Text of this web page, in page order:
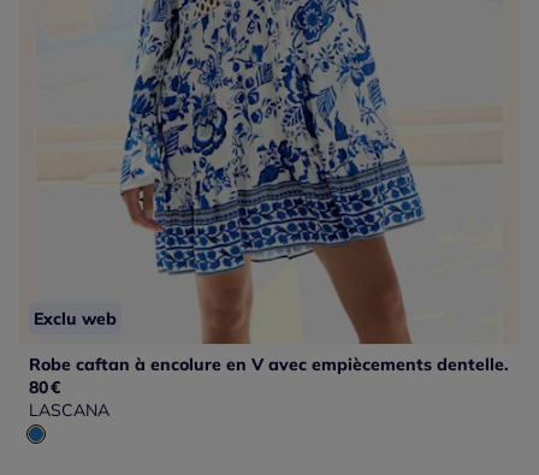
Exclu web
Robe caftan à encolure en V avec empiècements dentelle.
80€
LASCANA